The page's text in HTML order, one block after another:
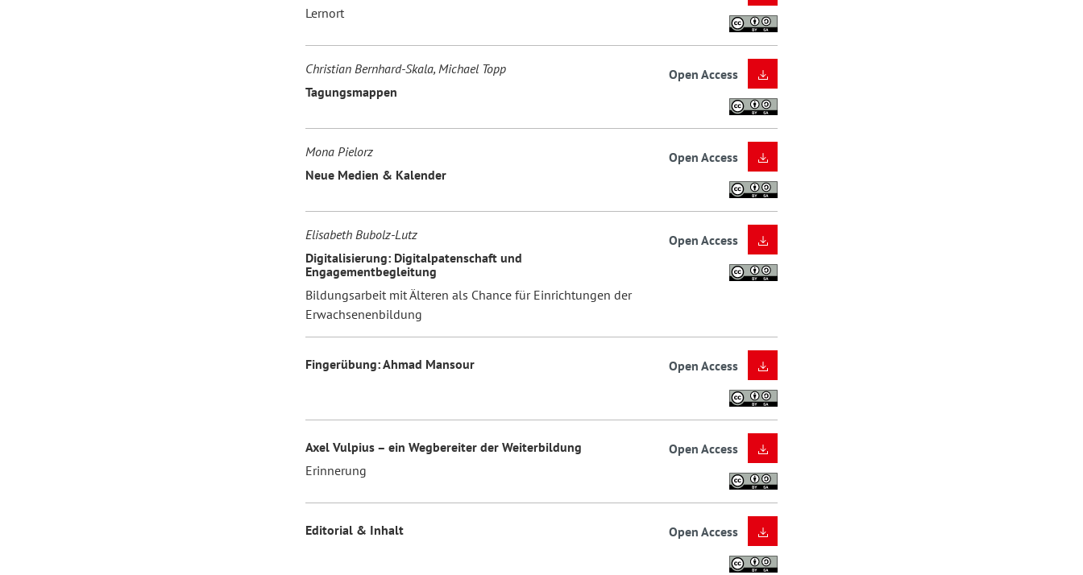
Lernort
Christian Bernhard-Skala, Michael Topp
Tagungsmappen
Open Access
Mona Pielorz
Neue Medien & Kalender
Open Access
Elisabeth Bubolz-Lutz
Digitalisierung: Digitalpatenschaft und
Engagementbegleitung
Bildungsarbeit mit Älteren als Chance für Einrichtungen der
Erwachsenenbildung
Open Access
Fingerübung: Ahmad Mansour Open Access
Axel Vulpius – ein Wegbereiter der Weiterbildung
Erinnerung
Open Access
Editorial & Inhalt Open Access